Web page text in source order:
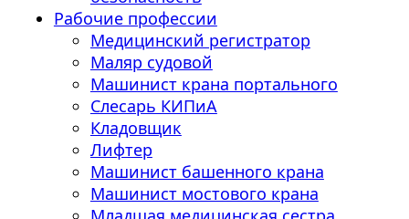
Рабочие профессии
Медицинский регистратор
Маляр судовой
Машинист крана портального
Слесарь КИПиА
Кладовщик
Лифтер
Машинист башенного крана
Машинист мостового крана